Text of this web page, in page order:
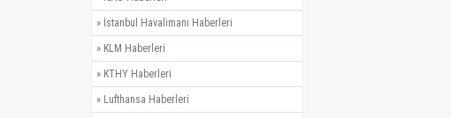
» İstanbul Havalimanı Haberleri
» KLM Haberleri
» KTHY Haberleri
» Lufthansa Haberleri